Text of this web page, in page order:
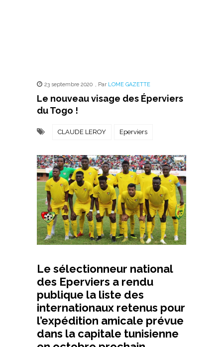
23 septembre 2020 , Par LOME GAZETTE
Le nouveau visage des Éperviers
du Togo !
CLAUDE LEROY Eperviers
Le sélectionneur national
des Eperviers a rendu
publique la liste des
internationaux retenus pour
l’expédition amicale prévue
dans la capitale tunisienne